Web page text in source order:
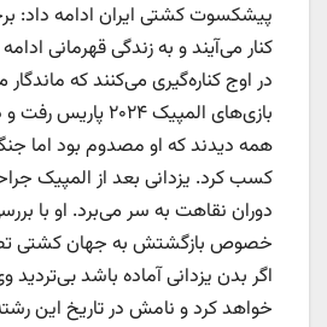
پیشکسوت کشتی ایران ادامه داد:
کنار می‌آیند و به زندگی قهرمانی
در اوج کناره‌گیری می‌کنند که
بازی‌های المپیک
همه دیدند که او مصدوم بود اما
کسب کرد. یزدانی بعد از المپیک
دوران نقاهت به سر می‌برد. او با
خصوص بازگشتش به جهان کشتی
اگر بدن یزدانی آماده باشد بی‌تردید
خواهد کرد و نامش در تاریخ این